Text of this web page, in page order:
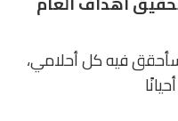
فيه كل أحلامي،